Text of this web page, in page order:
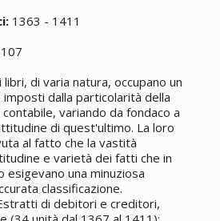
1363 - 1411
di varia natura, occupano un
dalla particolarità della
variando da fondaco a
di quest'ultimo. La loro
al fatto che la vastità
e varietà dei fatti che in
esigevano una minuziosa
classificazione.
di debitori e creditori,